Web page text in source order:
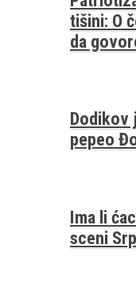
tišini: O
da
Dodikov
pepeo
Ima li
sceni